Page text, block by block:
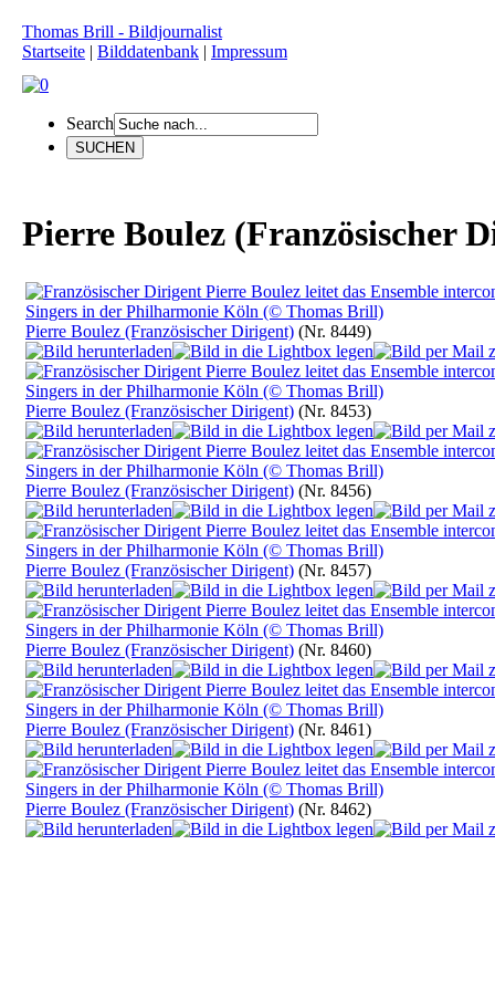
Thomas Brill - Bildjournalist
Startseite | Bilddatenbank | Impressum
Search
Pierre Boulez (Französischer
Pierre Boulez (Französischer Dirigent) (Nr. 8449)
Pierre Boulez (Französischer Dirigent) (Nr. 8453)
Pierre Boulez (Französischer Dirigent) (Nr. 8456)
Pierre Boulez (Französischer Dirigent) (Nr. 8457)
Pierre Boulez (Französischer Dirigent) (Nr. 8460)
Pierre Boulez (Französischer Dirigent) (Nr. 8461)
Pierre Boulez (Französischer Dirigent) (Nr. 8462)